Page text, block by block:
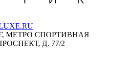
МЕТРО СПОРТИВНАЯ
Д. 77/2